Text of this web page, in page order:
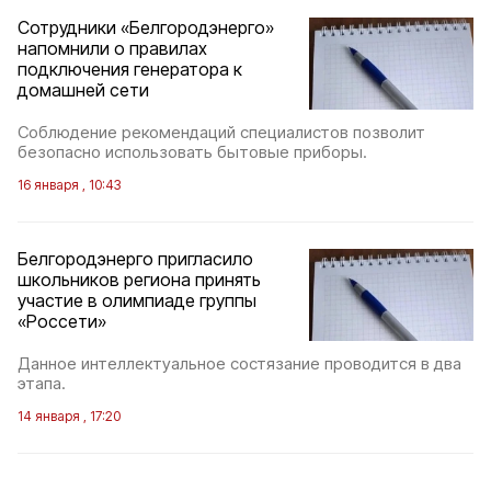
Сотрудники «Белгородэнерго»
напомнили о правилах
подключения генератора к
домашней сети
Соблюдение рекомендаций специалистов позволит
безопасно использовать бытовые приборы.
16 января , 10:43
Белгородэнерго пригласило
школьников региона принять
участие в олимпиаде группы
«Россети»
Данное интеллектуальное состязание проводится в два
этапа.
14 января , 17:20